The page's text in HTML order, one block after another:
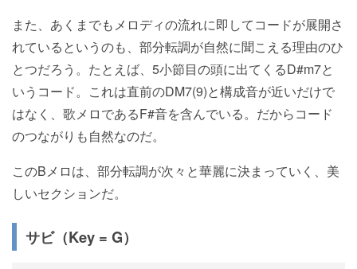
また、あくまでもメロディの流れに即してコードが展開さ
れているというのも、部分転調が自然に聞こえる理由のひ
とつだろう。たとえば、5小節目の頭に出てくるD#m7と
いうコード。これは直前のDM7(9)と構成音が近いだけで
はなく、歌メロであるF#音を含んでいる。だからコード
のつながりも自然なのだ。
このBメロは、部分転調が次々と華麗に決まっていく、美
しいセクションだ。
サビ（Key = G）